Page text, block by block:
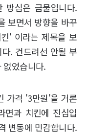
방심은 금물입니다.
보면서 방향을 바꾸
' 이라는 제목을 보
. 건드려선 안될 부
없었습니다.
가격 '3만원'을 거론
면과 치킨에 진심입
변동에 민감합니다.